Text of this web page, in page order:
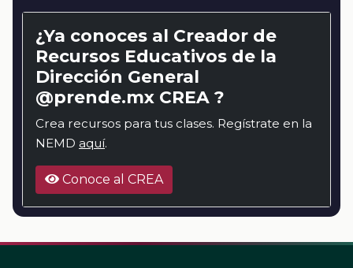
¿Ya conoces al Creador de
Recursos Educativos de la
Dirección General
@prende.mx CREA ?
Crea recursos para tus clases. Regístrate en la
NEMD aquí.
Conoce al CREA